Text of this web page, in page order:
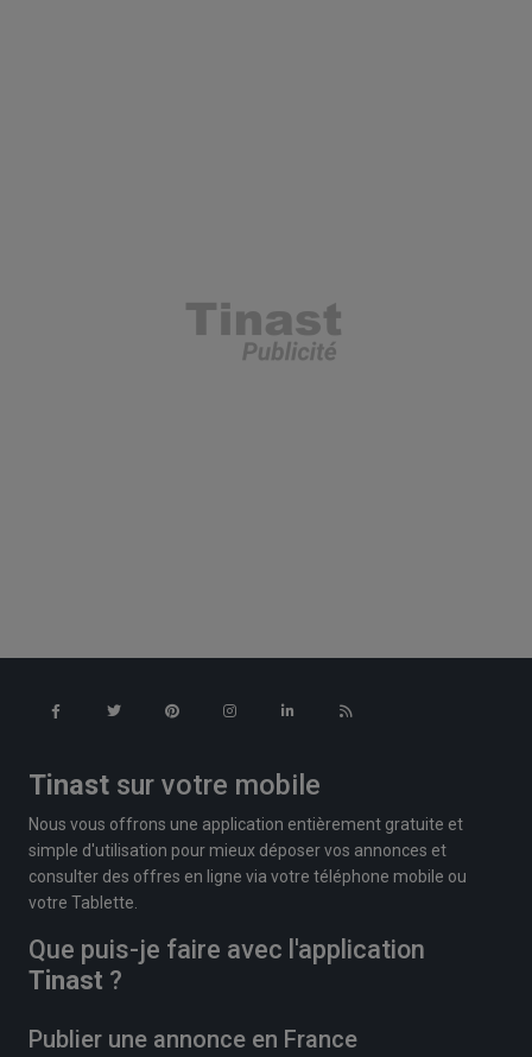
Tinast sur votre mobile
Nous vous offrons une application entièrement gratuite et
simple d'utilisation pour mieux déposer vos annonces et
consulter des offres en ligne via votre téléphone mobile ou
votre Tablette.
Que puis-je faire avec l'application
Tinast ?
Publier une annonce en France